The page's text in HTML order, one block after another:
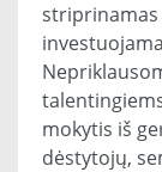
striprinamas
mokytis iš
dėstytojų,